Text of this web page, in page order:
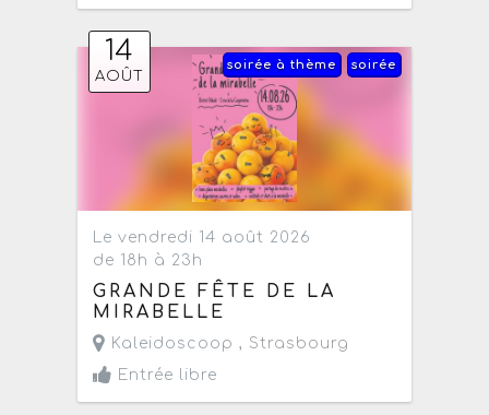
14
AOÛT
soirée
soirée à thème
Le vendredi 14 août 2026
de 18h à 23h
GRANDE FÊTE DE LA
MIRABELLE
Kaleidoscoop , Strasbourg
Entrée libre